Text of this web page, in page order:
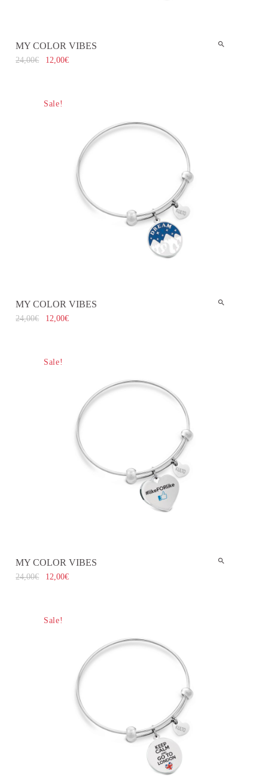
MY COLOR VIBES
24,00€ 12,00€
Sale!
MY COLOR VIBES
24,00€ 12,00€
Sale!
MY COLOR VIBES
24,00€ 12,00€
Sale!